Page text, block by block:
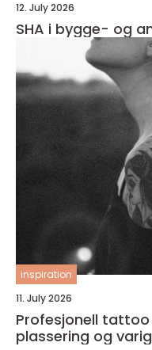
12. July 2026
SHA i bygge- og
inspiration
11. July 2026
Profesjonell tattoo
plassering og